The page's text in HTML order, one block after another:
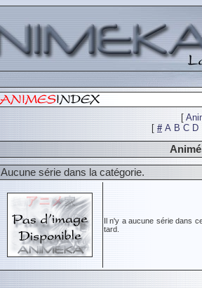
[
[ # A B C D
Aucune série dans la catégorie.
Il n'y a aucune série dans
tard.